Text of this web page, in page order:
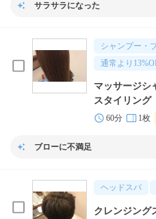
サラサラになった
シャンプー・
通常より 13
マッサージシ
スタイリング
60分 1枚
ブローに不満足
ヘッドスパ
クレンジング